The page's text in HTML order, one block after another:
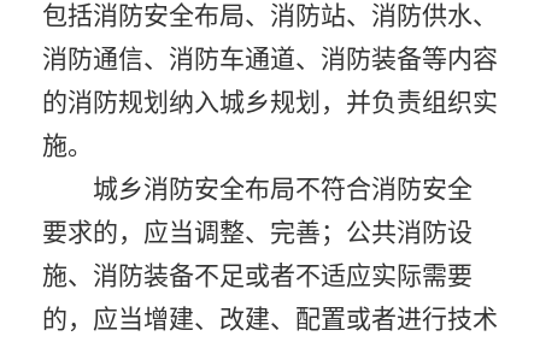
包括消防安全布局、消防站、消防供水、
消防通信、消防车通道、消防装备等内容
的消防规划纳入城乡规划，并负责组织实
施。
城乡消防安全布局不符合消防安全
要求的，应当调整、完善；公共消防设
施、消防装备不足或者不适应实际需要
的，应当增建、改建、配置或者进行技术